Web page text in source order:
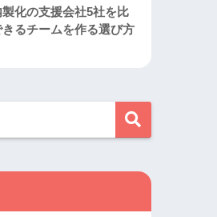
化の支援会社5社を比
るチームを作る選び方